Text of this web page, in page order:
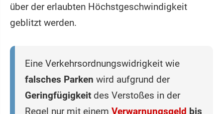
über der erlaubten Höchstgeschwindigkeit
geblitzt werden.
Eine Verkehrsordnungswidrigkeit wie
falsches Parken wird aufgrund der
Geringfügigkeit des Verstoßes in der
Regel nur mit einem Verwarnungsgeld bis